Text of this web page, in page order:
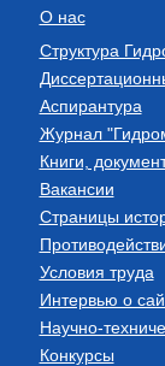
О нас
Структура
Аспирантура
Журнал
Книги,
Вакансии
Страницы
Условия труда
Интервью о
Научно-
Конкурсы